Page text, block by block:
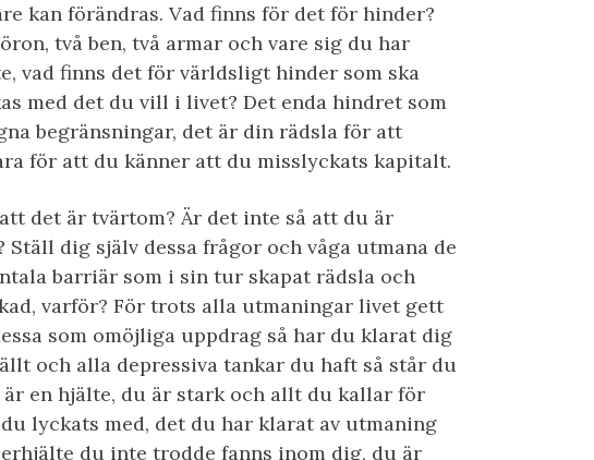
kan förändras. Vad finns för det för hinder?
två ben, två armar och vare sig du har
vad finns det för världsligt hinder som ska
med det du vill i livet? Det enda hindret som
begränsningar, det är din rädsla för att
för att du känner att du misslyckats kapitalt.
det är tvärtom? Är det inte så att du är
Ställ dig själv dessa frågor och våga utmana de
barriär som i sin tur skapat rädsla och
varför? För trots alla utmaningar livet gett
som omöjliga uppdrag så har du klarat dig
och alla depressiva tankar du haft så står du
en hjälte, du är stark och allt du kallar för
lyckats med, det du har klarat av utmaning
du inte trodde fanns inom dig, du är